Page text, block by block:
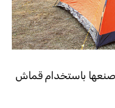
صنعها باستخدام قماش